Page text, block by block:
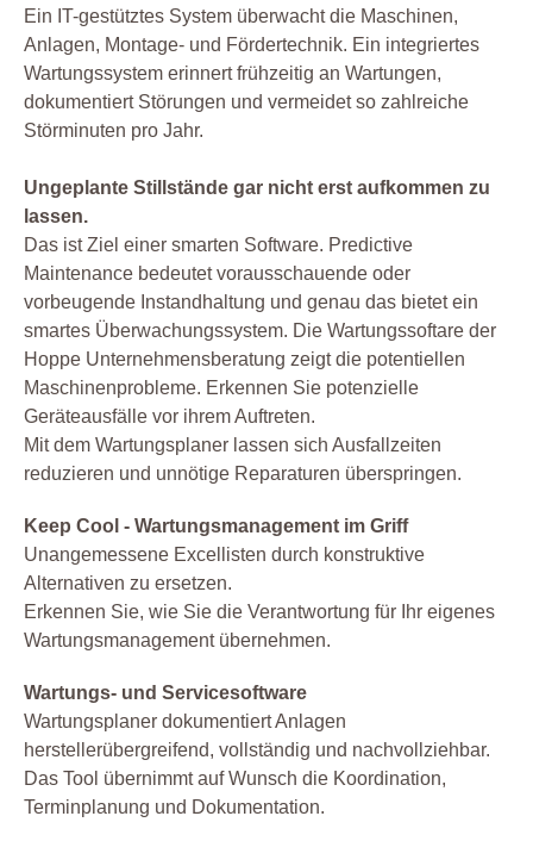
Ein IT-gestütztes System überwacht die Maschinen,
Anlagen, Montage- und Fördertechnik. Ein integriertes
Wartungssystem erinnert frühzeitig an Wartungen,
dokumentiert Störungen und vermeidet so zahlreiche
Störminuten pro Jahr.
Ungeplante Stillstände gar nicht erst aufkommen zu
lassen.
Das ist Ziel einer smarten Software. Predictive
Maintenance bedeutet vorausschauende oder
vorbeugende Instandhaltung und genau das bietet ein
smartes Überwachungssystem. Die Wartungssoftare der
Hoppe Unternehmensberatung zeigt die potentiellen
Maschinenprobleme. Erkennen Sie potenzielle
Geräteausfälle vor ihrem Auftreten.
Mit dem Wartungsplaner lassen sich Ausfallzeiten
reduzieren und unnötige Reparaturen überspringen.
Keep Cool - Wartungsmanagement im Griff
Unangemessene Excellisten durch konstruktive
Alternativen zu ersetzen.
Erkennen Sie, wie Sie die Verantwortung für Ihr eigenes
Wartungsmanagement übernehmen.
Wartungs- und Servicesoftware
Wartungsplaner dokumentiert Anlagen
herstellerübergreifend, vollständig und nachvollziehbar.
Das Tool übernimmt auf Wunsch die Koordination,
Terminplanung und Dokumentation.